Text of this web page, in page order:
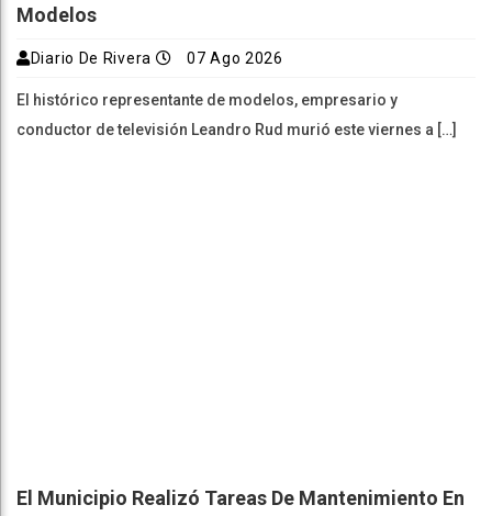
Modelos
Diario De Rivera 07 Ago 2026
El histórico representante de modelos, empresario y
conductor de televisión Leandro Rud murió este viernes a […]
El Municipio Realizó Tareas De Mantenimiento En